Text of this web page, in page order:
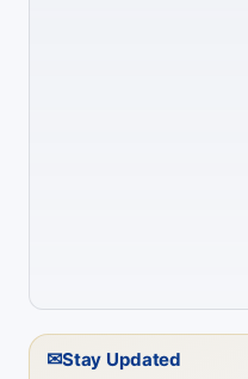
✉Stay Updated